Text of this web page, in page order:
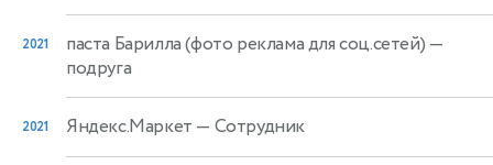
2021 паста Барилла (фото реклама для соц.сетей) —
подруга
2021 Яндекс.Маркет — Сотрудник